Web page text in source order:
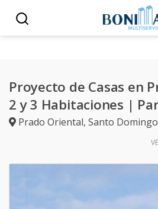
Proyecto de Casas en
2 y 3 Habitaciones |
Prado Oriental, Santo